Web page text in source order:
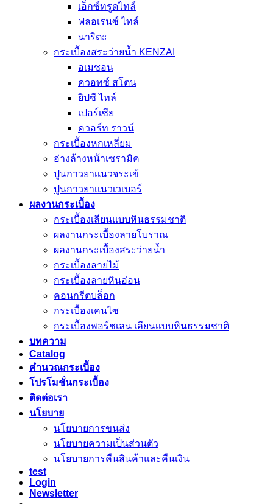
เอ็กซ์ทรูดไทล์
ฟลอเรนซ์ ไทล์
นาริตะ
กระเบื้องสระว่ายน้ำ KENZAI
อเมซอน
ควอทซ์ สโตน
ยิปซี ไทล์
เปอร์เซีย
ควอร์ท ราวน์
กระเบื้องหกเหลี่ยม
อ่างล้างหน้าเซรามิค
ปูนกาวยาเเนวจระเข้
ปูนกาวยาเเนวเวเบอร์
ผลงานกระเบื้อง
กระเบื้องเลียนแบบหินธรรมชาติ
ผลงานกระเบื้องลายโบราณ
ผลงานกระเบื้องสระว่ายนํ้า
กระเบื้องลายไม้
กระเบื้องลายหินอ่อน
คอนกรีตบล็อก
กระเบื้องเคนไซ
กระเบื้องพอร์ชเลน เลียนเเบบหินธรรมชาติ
บทความ
Catalog
คำนวณกระเบื้อง
โปรโมชั่นกระเบื้อง
ติดต่อเรา
นโยบาย
นโยบายการขนส่ง
นโยบายความเป็นส่วนตัว
นโยบายการคืนสินค้าและคืนเงิน
test
Login
Newsletter